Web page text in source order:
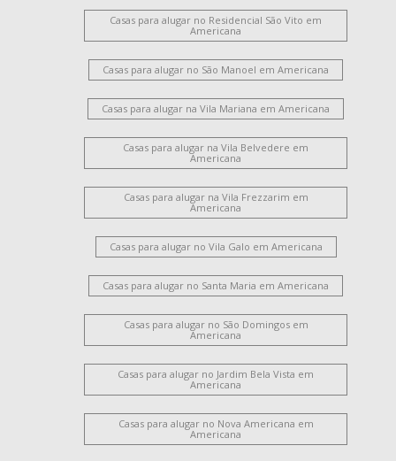
Vila Israel
Parque Residencial Nardini
Jardim das Orquídeas
Jardim São Roque
Werner Plaas
Chácara Letônia
Jardim Terramérica I
Parque Liberdade
Parque das Nações
Jardim Recanto
Salto Grande
Jardim Terramérica III
São Benedito
Jardim Girassol
Santo Antônio
Centro
Jardim São Paulo
Loteamento Residencial Jardim Villagio
Jardim Portal da Colina
Jardim Guanabara
Campo Verde
Jardim Paulistano
Parque Novo Mundo
Vila Santa Maria
Loteamento Residencial Jardim Esperança
Vila Santa Catarina
Jardim Ipiranga Jardim Santana
Casas para alugar no Residencial São Vito em
Americana
Casas para alugar no São Manoel em Americana
Casas para alugar na Vila Mariana em Americana
Casas para alugar na Vila Belvedere em
Americana
Casas para alugar na Vila Frezzarim em
Americana
Casas para alugar no Vila Galo em Americana
Casas para alugar no Santa Maria em Americana
Casas para alugar no São Domingos em
Americana
Casas para alugar no Jardim Bela Vista em
Americana
Casas para alugar no Nova Americana em
Americana